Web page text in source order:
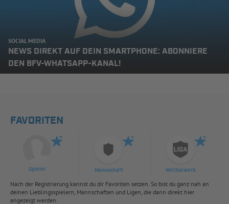
SOCIAL MEDIA
NEWS DIREKT AUF DEIN SMARTPHONE: ABONNIERE
DEN BFV-WHATSAPP-KANAL!
FAVORITEN
Spieler Mannschaft Wettbewerb
Nach der Registrierung kannst du dir Favoriten setzen. So bist du ganz nah an
deinen Lieblingsspielern, Mannschaften und Ligen, die dann direkt hier
angezeigt werden.